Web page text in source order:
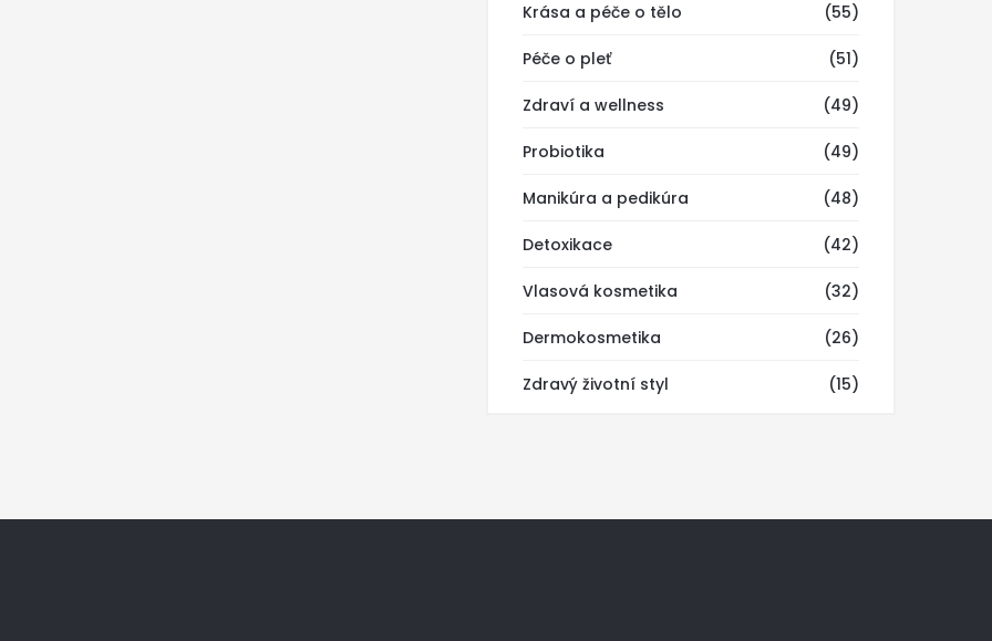
Krása a péče o tělo (55)
Péče o pleť (51)
Zdraví a wellness (49)
Probiotika (49)
Manikúra a pedikúra (48)
Detoxikace (42)
Vlasová kosmetika (32)
Dermokosmetika (26)
Zdravý životní styl (15)